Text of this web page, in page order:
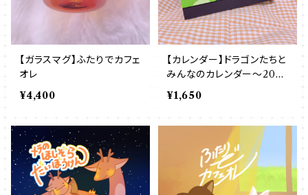
【ガラスマグ】ふたりでカフェ
オレ
¥4,400
【カレンダー】ドラゴンたちと
みんなのカレンダー～2026
～
¥1,650